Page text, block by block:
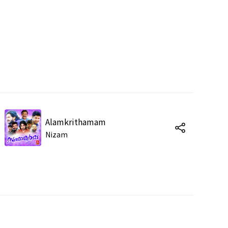
Alamkrithamam
Nizam